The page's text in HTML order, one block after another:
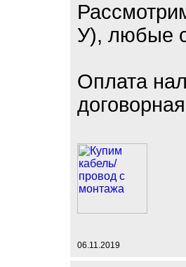
У), любые
Оплата
06.11.2019